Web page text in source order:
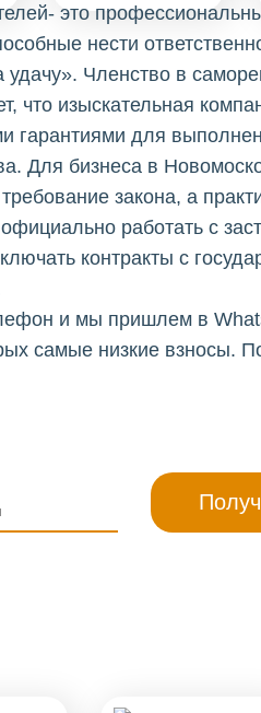
это
нести
удачу». Членство в
что изыскательная
гарантиями для
Для бизнеса в
закона, а
работать с
контракты с
и мы пришлем в
самые низкие взносы.